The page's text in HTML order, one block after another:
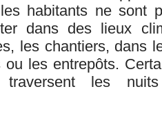
habitants ne sont
dans des lieux
les chantiers, dans
les entrepôts.
traversent les